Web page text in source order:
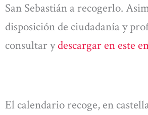
San Sebastián a recogerlo.
disposición de ciudadanía y
consultar ydescargar en este
El calendario recoge, en